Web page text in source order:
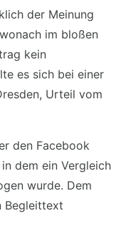
der Meinung
im bloßen
kein
es sich bei einer
Urteil vom
den Facebook
dem ein Vergleich
wurde. Dem
Begleittext